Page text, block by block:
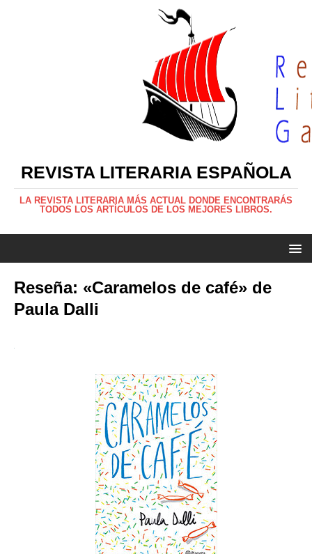
REVISTA LITERARIA ESPAÑOLA
LA REVISTA LITERARIA MÁS ACTUAL DONDE ENCONTRARÁS
TODOS LOS ARTÍCULOS DE LOS MEJORES LIBROS.
Reseña: «Caramelos de café» de
Paula Dalli